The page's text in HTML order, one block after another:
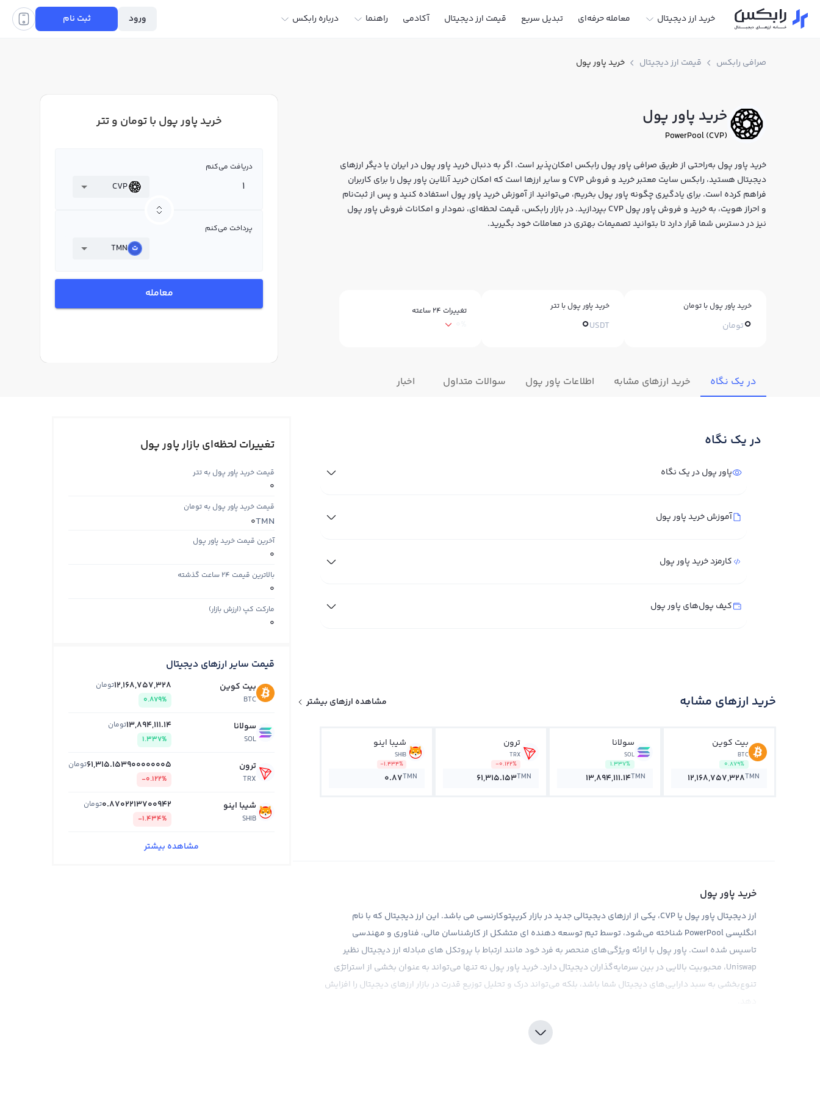
خرید ارز دیجیتال معامله حرفه‌ای تبدیل سریع قیمت ارز دیجیتال آکادمی راهنما درباره رابکس ورود ثبت نام
صرافی رابکس قیمت ارز دیجیتال خرید پاور پول
خرید پاور پول
PowerPool (CVP)
خرید پاور پول به‌راحتی از طریق صرافی پاور پول رابکس امکان‌پذیر است. اگر به دنبال خرید پاور پول در ایران یا دیگر ارزهای
دیجیتال هستید، رابکس سایت معتبر خرید و فروش CVP و سایر ارزها است که امکان خرید آنلاین پاور پول را برای کاربران
فراهم کرده است. برای یادگیری چگونه پاور پول بخریم، می‌توانید از آموزش خرید پاور پول استفاده کنید و پس از ثبت‌نام
و احراز هویت، به خرید و فروش پاور پول CVP بپردازید. در بازار رابکس، قیمت لحظه‌ای، نمودار و امکانات فروش پاور پول
نیز در دسترس شما قرار دارد تا بتوانید تصمیمات بهتری در معاملات خود بگیرید.
خرید پاور پول با تومان
0تومان
خرید پاور پول با تتر
0USDT
تغییرات ۲۴ ساعته
خرید پاور پول با تومان و تتر
دریافت می‌کنم
CVP
پرداخت می‌کنم
TMN
معامله
در یک نگاه خرید ارزهای مشابه اطلاعات پاور پول سوالات متداول اخبار
در یک نگاه
پاور پول در یک نگاه
آموزش خرید پاور پول
کارمزد خرید پاور پول
کیف پول‌های پاور پول
خرید ارزهای مشابه مشاهده ارزهای بیشتر
بیت کوین
BTC
0.879%
12,168,757,328TMN
سولانا
SOL
1.337%
13,894,111.14TMN
ترون
TRX
-0.122%
61,315.153TMN
شیبا اینو
SHIB
-1.434%
0.87TMN
خرید پاور پول
ارز دیجیتال پاور پول یا CVP، یکی از ارزهای دیجیتالی جدید در بازار کریپتوکارنسی می باشد. این ارز دیجیتال که با نام
انگلیسی PowerPool شناخته می‌شود، توسط تیم توسعه دهنده ای متشکل از کارشناسان مالی، فناوری و مهندسی
تاسیس شده است. پاور پول با ارائه ویژگی‌های منحصر به فرد خود مانند ارتباط با پروتکل های مبادله ارز دیجیتال نظیر
Uniswap، محبوبیت بالایی در بین سرمایه‌گذاران دیجیتال دارد. خرید پاور پول نه تنها می‌تواند به عنوان بخشی از استراتژی
تنوع‌بخشی به سبد دارایی‌های دیجیتال شما باشد، بلکه می‌تواند درک و تحلیل توزیع قدرت در بازار ارزهای دیجیتال را افزایش
در صرافی ارز دیجیتال رابکس، شما می‌توانید با اطمینان خاطر پاور پول خریداری کنید، زیرا این صرافی با ارائه قیمت‌های
رقابتی و کارمزد پایین، تجربه خریدی مطلوب را برای کاربران خود فراهم می‌کند. برای پیشرفت در بازار ارزهای دیجیتال، به ندرت
تغییرات لحظه‌ای بازار پاور پول
قیمت خرید پاور پول به تتر
0
قیمت خرید پاور پول به تومان
TMN
0
آخرین قیمت خرید پاور پول
0
بالاترین قیمت ۲۴ ساعت گذشته
0
مارکت کپ (ارزش بازار)
0
قیمت سایر ارزهای دیجیتال
بیت کوین
BTC
12,168,757,328تومان
0.879%
سولانا
SOL
13,894,111.14تومان
1.337%
ترون
TRX
61,315.153900000005تومان
-0.122%
شیبا اینو
SHIB
0.8702213700942تومان
-1.434%
مشاهده بیشتر